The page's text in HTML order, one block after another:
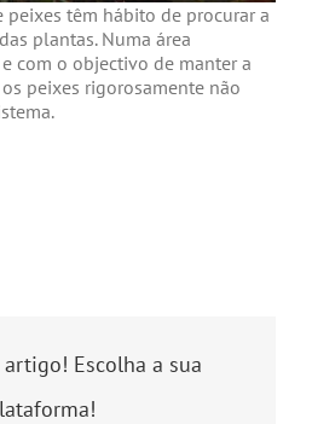
peixes têm hábito de procurar a
plantas. Numa área
com o objectivo de manter a
peixes rigorosamente não
Escolha a sua